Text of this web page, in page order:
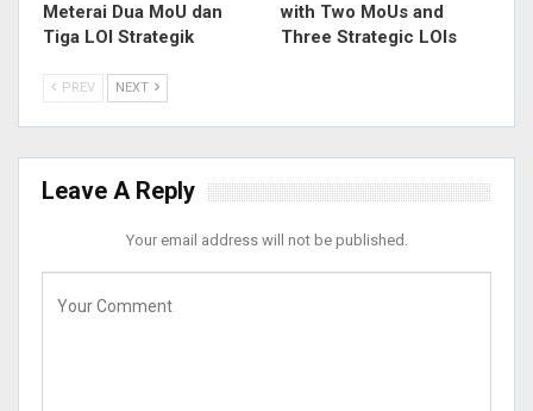
Meterai Dua MoU dan
Tiga LOI Strategik
with Two MoUs and
Three Strategic LOIs
PREV NEXT
Leave A Reply
Your email address will not be published.